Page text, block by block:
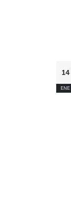
14
ENE